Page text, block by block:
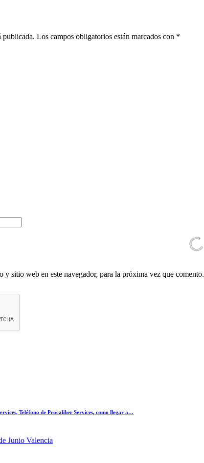
publicada. Los campos obligatorios están marcados con *
sitio web en este navegador, para la próxima vez que comento.
Teléfono de Procaliber Services, como llegar a…
Junio Valencia